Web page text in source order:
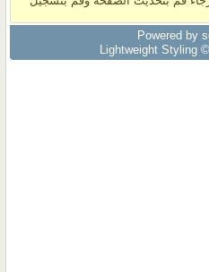
Powered by
Lightweight Styling ©